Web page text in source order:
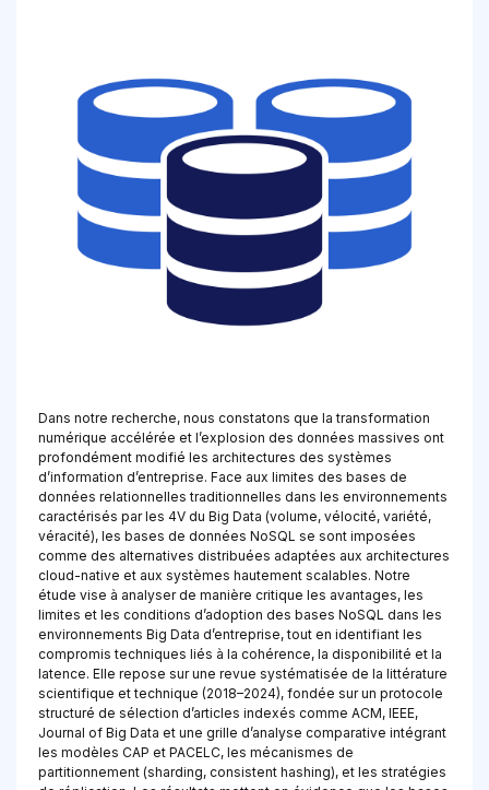
Dans notre recherche, nous constatons que la transformation
numérique accélérée et l’explosion des données massives ont
profondément modifié les architectures des systèmes
d’information d’entreprise. Face aux limites des bases de
données relationnelles traditionnelles dans les environnements
caractérisés par les 4V du Big Data (volume, vélocité, variété,
véracité), les bases de données NoSQL se sont imposées
comme des alternatives distribuées adaptées aux architectures
cloud-native et aux systèmes hautement scalables. Notre
étude vise à analyser de manière critique les avantages, les
limites et les conditions d’adoption des bases NoSQL dans les
environnements Big Data d’entreprise, tout en identifiant les
compromis techniques liés à la cohérence, la disponibilité et la
latence. Elle repose sur une revue systématisée de la littérature
scientifique et technique (2018–2024), fondée sur un protocole
structuré de sélection d’articles indexés comme ACM, IEEE,
Journal of Big Data et une grille d’analyse comparative intégrant
les modèles CAP et PACELC, les mécanismes de
partitionnement (sharding, consistent hashing), et les stratégies